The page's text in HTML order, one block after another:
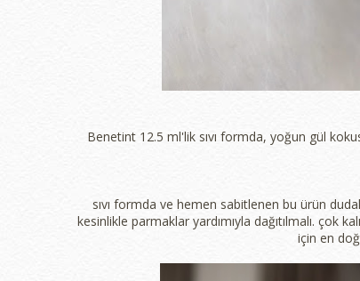
Benetint 12.5 ml'lik sıvı formda, yoğun gül
sıvı formda ve hemen sabitlenen bu ürün
kesinlikle parmaklar yardımıyla dağıtılmalı. çok
için en